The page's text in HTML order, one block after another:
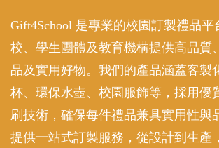
Gift4School 是專業的校園訂製禮品平
校、學生團體及教育機構提供高品質
品及實用好物。我們的產品涵蓋客製
杯、環保水壺、校園服飾等，採用優
刷技術，確保每件禮品兼具實用性與
提供一站式訂製服務，從設計到生產